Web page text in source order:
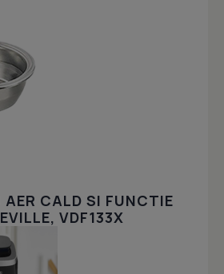
CALD SI FUNCTIE
VDF133X